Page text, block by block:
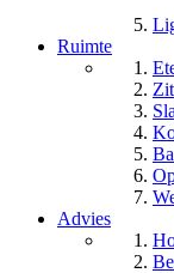
Ruimte
Advies